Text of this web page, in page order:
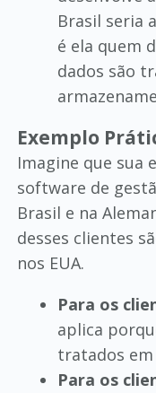
Brasil seria
é ela quem
dados são
Exemplo
Imagine que sua
software de
Brasil e na
desses clientes
nos EUA.
Para os
aplica
tratados em
Para os